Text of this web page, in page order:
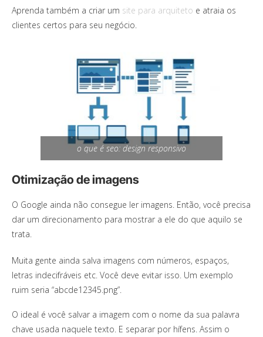
Aprenda também a criar um site para arquiteto e atraia os
clientes certos para seu negócio.
o que é seo: design responsivo
Otimização de imagens
O Google ainda não consegue ler imagens. Então, você precisa
dar um direcionamento para mostrar a ele do que aquilo se
trata.
Muita gente ainda salva imagens com números, espaços,
letras indecifráveis etc. Você deve evitar isso. Um exemplo
ruim seria “abcde12345.png”.
O ideal é você salvar a imagem com o nome da sua palavra
chave usada naquele texto. E separar por hífens. Assim o